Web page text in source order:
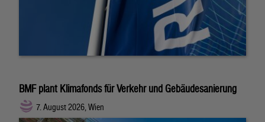
BMF plant Klimafonds für Verkehr und Gebäudesanierung
7. August 2026, Wien